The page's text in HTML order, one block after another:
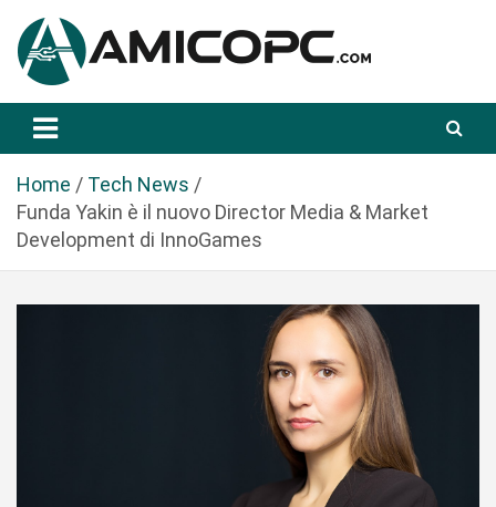
a
Amicopc.com
Home
Tech News
Funda Yakin è il nuovo Director Media & Market
Development di InnoGames